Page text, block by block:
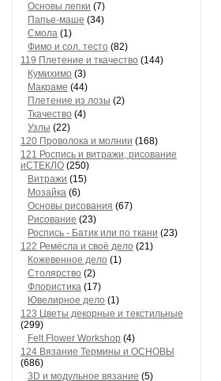
Основы лепки (7)
Папье-маше (34)
Смола (1)
Фимо и сол. тесто (82)
119 Плетение и ткачество (144)
Кумихимо (3)
Макраме (44)
Плетение из лозы (2)
Ткачество (4)
Узлы (22)
120 Проволока и молнии (168)
121 Роспись и витражи, рисование
иСТЕКЛО (250)
Витражи (15)
Мозайка (6)
Основы рисования (67)
Рисование (23)
Роспись - Батик или по ткани (23)
122 Ремёсла и своё дело (21)
Кожевенное дело (1)
Столярство (2)
Флористика (17)
Ювелирное дело (1)
123 Цветы декорные и текстильные
(299)
Felt Flower Workshop (4)
124 Вязание Термины и ОСНОВЫ
(686)
3D и модульное вязание (5)